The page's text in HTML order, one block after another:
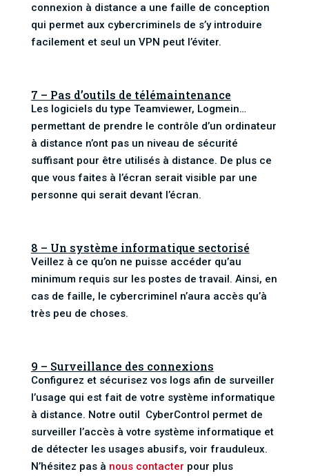
connexion à distance a une faille de conception
qui permet aux cybercriminels de s’y introduire
facilement et seul un VPN peut l’éviter.
7 – Pas d’outils de télémaintenance
Les logiciels du type Teamviewer, Logmein…
permettant de prendre le contrôle d’un ordinateur
à distance n’ont pas un niveau de sécurité
suffisant pour être utilisés à distance. De plus ce
que vous faites à l’écran serait visible par une
personne qui serait devant l’écran.
8 – Un système informatique sectorisé
Veillez à ce qu’on ne puisse accéder qu’au
minimum requis sur les postes de travail. Ainsi, en
cas de faille, le cybercriminel n’aura accès qu’à
très peu de choses.
9 – Surveillance des connexions
Configurez et sécurisez vos logs afin de surveiller
l’usage qui est fait de votre système informatique
à distance. Notre outil CyberControl permet de
surveiller l’accès à votre système informatique et
de détecter les usages abusifs, voir frauduleux.
N’hésitez pas à nous contacter pour plus